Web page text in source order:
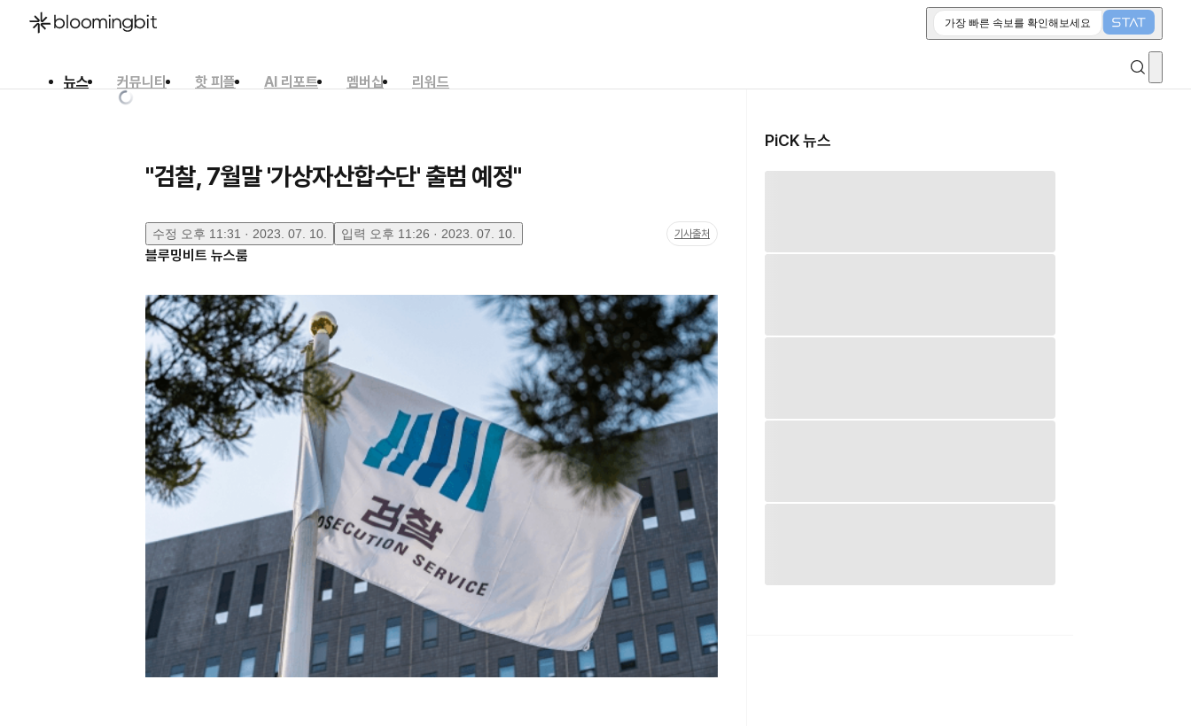
가장 빠른 속보를 확인해보세요
뉴스 커뮤니티 핫 피플 AI 리포트 멤버십
리워드
"검찰, 7월말 '가상자산합수단' 출범 예정"
수정 오후 11:31 · 2023. 07. 10. 입력 오후 11:26 · 2023. 07. 10. 기사출처
블루밍비트 뉴스룸
PiCK 뉴스